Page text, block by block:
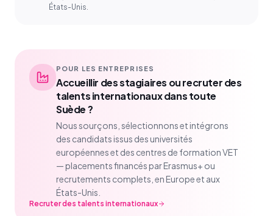
États-Unis.
POUR LES ENTREPRISES
Accueillir des stagiaires ou recruter des
talents internationaux dans toute
Suède ?
Nous sourçons, sélectionnons et intégrons
des candidats issus des universités
européennes et des centres de formation VET
— placements financés par Erasmus+ ou
recrutements complets, en Europe et aux
États-Unis.
Recruter des talents internationaux